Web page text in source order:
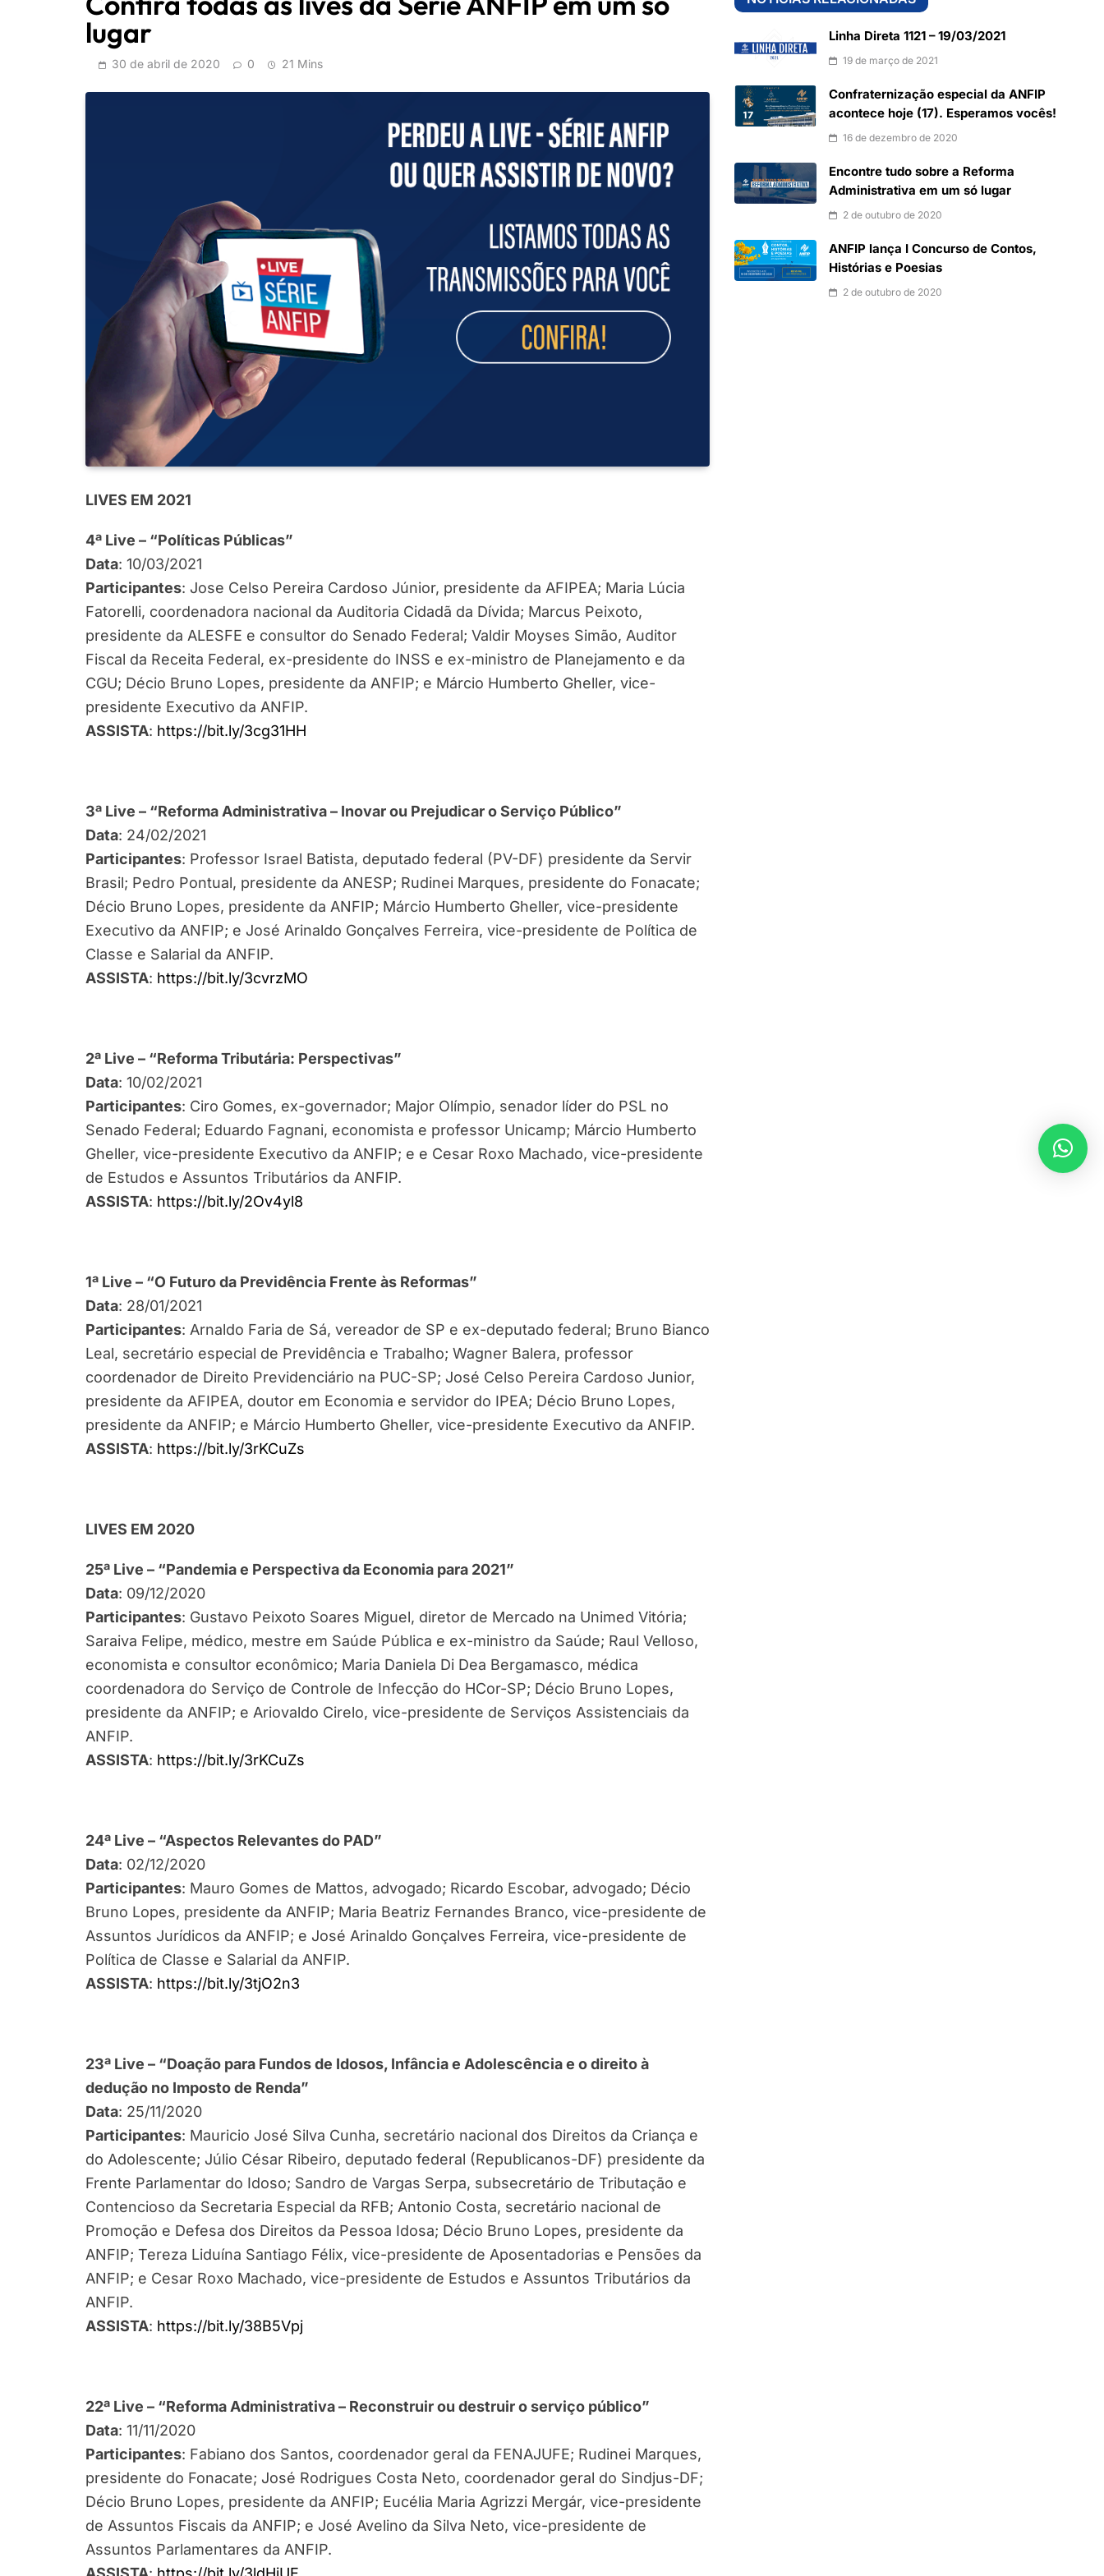
lugar
30 de abril de 2020 0 21 Mins
LIVES EM 2021
4ª Live – “Políticas Públicas”
Data: 10/03/2021
Participantes: Jose Celso Pereira Cardoso Júnior, presidente da AFIPEA; Maria Lúcia
Fatorelli, coordenadora nacional da Auditoria Cidadã da Dívida; Marcus Peixoto,
presidente da ALESFE e consultor do Senado Federal; Valdir Moyses Simão, Auditor
Fiscal da Receita Federal, ex-presidente do INSS e ex-ministro de Planejamento e da
CGU; Décio Bruno Lopes, presidente da ANFIP; e Márcio Humberto Gheller, vice-
presidente Executivo da ANFIP.
ASSISTA: https://bit.ly/3cg31HH
3ª Live – “Reforma Administrativa – Inovar ou Prejudicar o Serviço Público”
Data: 24/02/2021
Participantes: Professor Israel Batista, deputado federal (PV-DF) presidente da Servir
Brasil; Pedro Pontual, presidente da ANESP; Rudinei Marques, presidente do Fonacate;
Décio Bruno Lopes, presidente da ANFIP; Márcio Humberto Gheller, vice-presidente
Executivo da ANFIP; e José Arinaldo Gonçalves Ferreira, vice-presidente de Política de
Classe e Salarial da ANFIP.
ASSISTA: https://bit.ly/3cvrzMO
2ª Live – “Reforma Tributária: Perspectivas”
Data: 10/02/2021
Participantes: Ciro Gomes, ex-governador; Major Olímpio, senador líder do PSL no
Senado Federal; Eduardo Fagnani, economista e professor Unicamp; Márcio Humberto
Gheller, vice-presidente Executivo da ANFIP; e e Cesar Roxo Machado, vice-presidente
de Estudos e Assuntos Tributários da ANFIP.
ASSISTA: https://bit.ly/2Ov4yl8
1ª Live – “O Futuro da Previdência Frente às Reformas”
Data: 28/01/2021
Participantes: Arnaldo Faria de Sá, vereador de SP e ex-deputado federal; Bruno Bianco
Leal, secretário especial de Previdência e Trabalho; Wagner Balera, professor
coordenador de Direito Previdenciário na PUC-SP; José Celso Pereira Cardoso Junior,
presidente da AFIPEA, doutor em Economia e servidor do IPEA; Décio Bruno Lopes,
presidente da ANFIP; e Márcio Humberto Gheller, vice-presidente Executivo da ANFIP.
ASSISTA: https://bit.ly/3rKCuZs
LIVES EM 2020
25ª Live – “Pandemia e Perspectiva da Economia para 2021”
Data: 09/12/2020
Participantes: Gustavo Peixoto Soares Miguel, diretor de Mercado na Unimed Vitória;
Saraiva Felipe, médico, mestre em Saúde Pública e ex-ministro da Saúde; Raul Velloso,
economista e consultor econômico; Maria Daniela Di Dea Bergamasco, médica
coordenadora do Serviço de Controle de Infecção do HCor-SP; Décio Bruno Lopes,
presidente da ANFIP; e Ariovaldo Cirelo, vice-presidente de Serviços Assistenciais da
ANFIP.
ASSISTA: https://bit.ly/3rKCuZs
24ª Live – “Aspectos Relevantes do PAD”
Data: 02/12/2020
Participantes: Mauro Gomes de Mattos, advogado; Ricardo Escobar, advogado; Décio
Bruno Lopes, presidente da ANFIP; Maria Beatriz Fernandes Branco, vice-presidente de
Assuntos Jurídicos da ANFIP; e José Arinaldo Gonçalves Ferreira, vice-presidente de
Política de Classe e Salarial da ANFIP.
ASSISTA: https://bit.ly/3tjO2n3
23ª Live – “Doação para Fundos de Idosos, Infância e Adolescência e o direito à
dedução no Imposto de Renda”
Data: 25/11/2020
Participantes: Mauricio José Silva Cunha, secretário nacional dos Direitos da Criança e
do Adolescente; Júlio César Ribeiro, deputado federal (Republicanos-DF) presidente da
Frente Parlamentar do Idoso; Sandro de Vargas Serpa, subsecretário de Tributação e
Contencioso da Secretaria Especial da RFB; Antonio Costa, secretário nacional de
Promoção e Defesa dos Direitos da Pessoa Idosa; Décio Bruno Lopes, presidente da
ANFIP; Tereza Liduína Santiago Félix, vice-presidente de Aposentadorias e Pensões da
ANFIP; e Cesar Roxo Machado, vice-presidente de Estudos e Assuntos Tributários da
ANFIP.
ASSISTA: https://bit.ly/38B5Vpj
22ª Live – “Reforma Administrativa – Reconstruir ou destruir o serviço público”
Data: 11/11/2020
Participantes: Fabiano dos Santos, coordenador geral da FENAJUFE; Rudinei Marques,
presidente do Fonacate; José Rodrigues Costa Neto, coordenador geral do Sindjus-DF;
Décio Bruno Lopes, presidente da ANFIP; Eucélia Maria Agrizzi Mergár, vice-presidente
de Assuntos Fiscais da ANFIP; e José Avelino da Silva Neto, vice-presidente de
Assuntos Parlamentares da ANFIP.
Linha Direta 1121 – 19/03/2021
19 de março de 2021
Confraternização especial da ANFIP
acontece hoje (17). Esperamos vocês!
16 de dezembro de 2020
Encontre tudo sobre a Reforma
Administrativa em um só lugar
2 de outubro de 2020
ANFIP lança I Concurso de Contos,
Histórias e Poesias
2 de outubro de 2020